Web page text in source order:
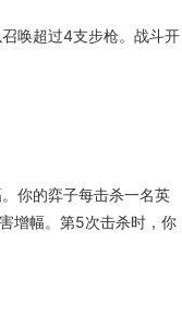
唤超过4支步枪。战斗开
你的弈子每击杀一名英
增幅。第5次击杀时，你